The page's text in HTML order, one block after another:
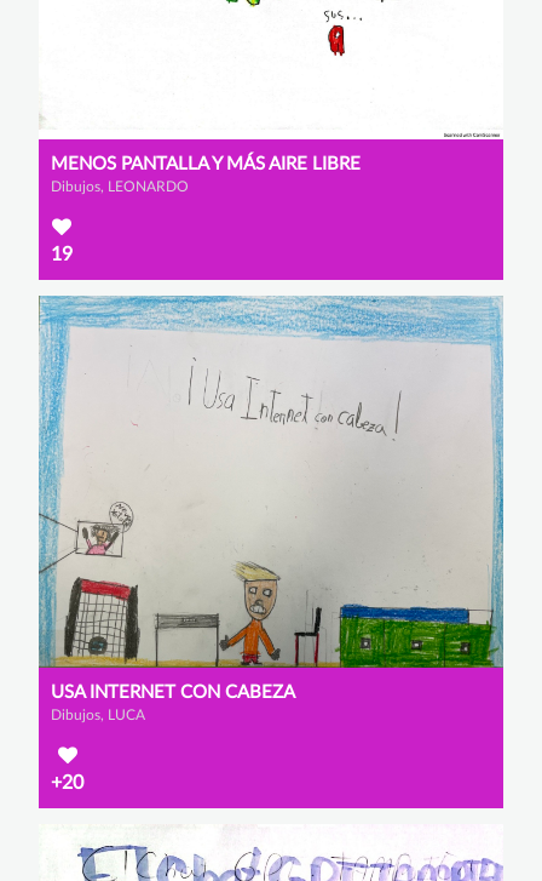
MENOS PANTALLA Y MÁS AIRE LIBRE
Dibujos, LEONARDO
19
USA INTERNET CON CABEZA
Dibujos, LUCA
+20